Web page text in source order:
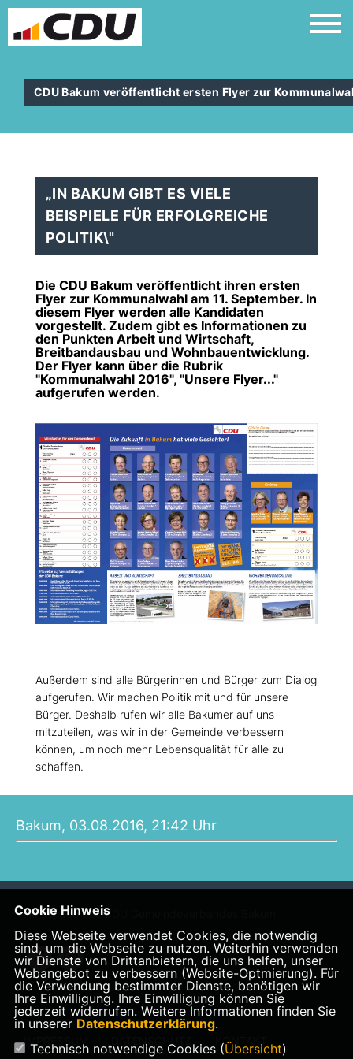
CDU Bakum veröffentlicht ersten Flyer zur
IN BAKUM GIBT ES VIELE
BEISPIELE FÜR ERFOLGREICHE
POLITIK\"
Die CDU Bakum veröffentlicht ihren ersten
Flyer zur Kommunalwahl am 11. September. In
diesem Flyer werden alle Kandidaten
vorgestellt. Zudem gibt es Informationen zu
den Punkten Arbeit und Wirtschaft,
Breitbandausbau und Wohnbauentwicklung.
Der Flyer kann über die Rubrik
"Kommunalwahl 2016", "Unsere Flyer..."
aufgerufen werden.
Außerdem sind alle Bürgerinnen und Bürger zum Dialog
aufgerufen. Wir machen Politik mit und für unsere
Bürger. Deshalb rufen wir alle Bakumer auf uns
mitzuteilen, was wir in der Gemeinde verbessern
können, um noch mehr Lebensqualität für alle zu
schaffen.
Bakum, 03.08.2016, 21:42 Uhr
Homepage des CDU Gemeindeverbandes Bakum
IMPRESSUM KONTAKT
Cookie Hinweis
Diese Webseite verwendet Cookies, die notwendig
sind, um die Webseite zu nutzen. Weiterhin verwenden
wir Dienste von Drittanbietern, die uns helfen, unser
Webangebot zu verbessern (Website-Optmierung). Für
die Verwendung bestimmter Dienste, benötigen wir
Ihre Einwilligung. Ihre Einwilligung können Sie
jederzeit widerrufen. Weitere Informationen finden Sie
in unserer Datenschutzerklärung.
Technisch notwendige Cookies (Übersicht)